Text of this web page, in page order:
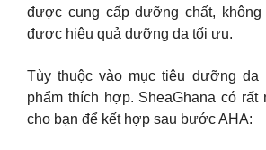
được cung cấp dưỡng chất,
được hiệu quả dưỡng da tối ưu.
Tùy thuộc vào mục tiêu dưỡng da
phẩm thích hợp. SheaGhana có rất
cho bạn để kết hợp sau bước AHA: